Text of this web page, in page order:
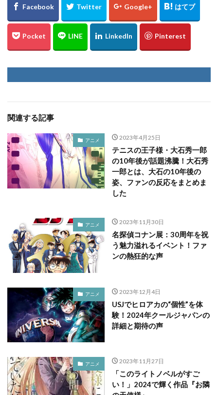
関連する記事
アニメ 2023年4月25日
テニスの王子様・大石秀一郎
の10年後が話題沸騰！大石秀
一郎とは、大石の10年後の
姿、ファンの反応をまとめま
した
アニメ 2023年11月30日
名探偵コナン展：30周年を祝
う魅力溢れるイベント！ファ
ンの熱狂的な声
アニメ 2023年12月4日
USJでヒロアカの“個性”を体
験！2024年クールジャパンの
詳細と期待の声
アニメ 2023年11月27日
「このライトノベルがすご
い！」2024で輝く作品『お隣